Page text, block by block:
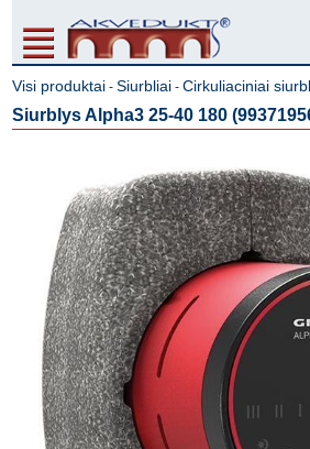
Visi produktai -Siurbliai -Cirkuliaciniai
Siurblys Alpha3 25-40 180